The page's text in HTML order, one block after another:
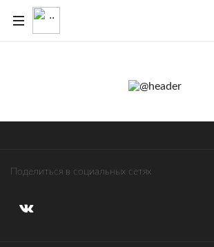
Поделиться в социальных сетях